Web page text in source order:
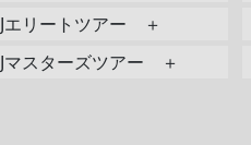
Jエリートツアー ＋
Jマスターズツアー ＋